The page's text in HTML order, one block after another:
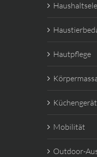
Hautpflege
Mobilität
Outdoor-